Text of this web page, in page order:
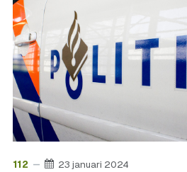
112 23 januari 2024